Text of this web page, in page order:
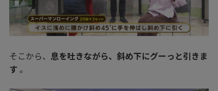
そこから、 息を吐きながら、斜め下にグーっと引きま
す 。